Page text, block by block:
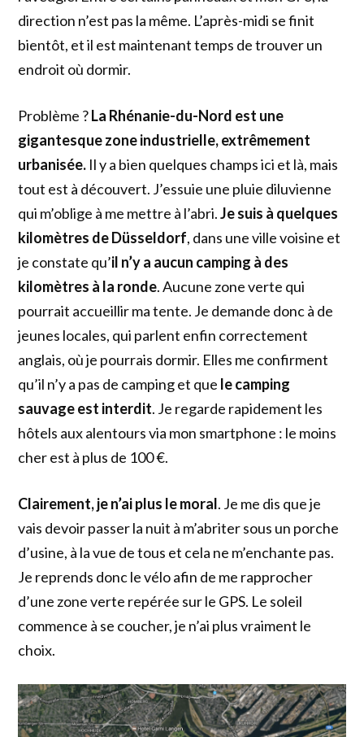
direction n’est pas la même. L’après-midi se finit
bientôt, et il est maintenant temps de trouver un
endroit où dormir.
Problème ?La Rhénanie-du-Nord est une
gigantesque zone industrielle, extrêmement
urbanisée. Il y a bien quelques champs ici et là, mais
tout est à découvert. J’essuie une pluie diluvienne
qui m’oblige à me mettre à l’abri.Je suis à quelques
kilomètres de Düsseldorf, dans une ville voisine et
je constate qu’il n’y a aucun camping à des
kilomètres à la ronde. Aucune zone verte qui
pourrait accueillir ma tente. Je demande donc à de
jeunes locales, qui parlent enfin correctement
anglais, où je pourrais dormir. Elles me confirment
qu’il n’y a pas de camping et que le camping
sauvage est interdit. Je regarde rapidement les
hôtels aux alentours via mon smartphone : le moins
cher est à plus de 100 €.
Clairement, je n’ai plus le moral. Je me dis que je
vais devoir passer la nuit à m’abriter sous un porche
d’usine, à la vue de tous et cela ne m’enchante pas.
Je reprends donc le vélo afin de me rapprocher
d’une zone verte repérée sur le GPS. Le soleil
commence à se coucher, je n’ai plus vraiment le
choix.